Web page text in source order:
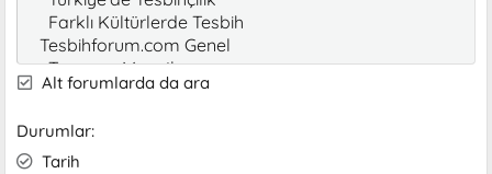
Alt forumlarda da ara
Durumlar
Tarih